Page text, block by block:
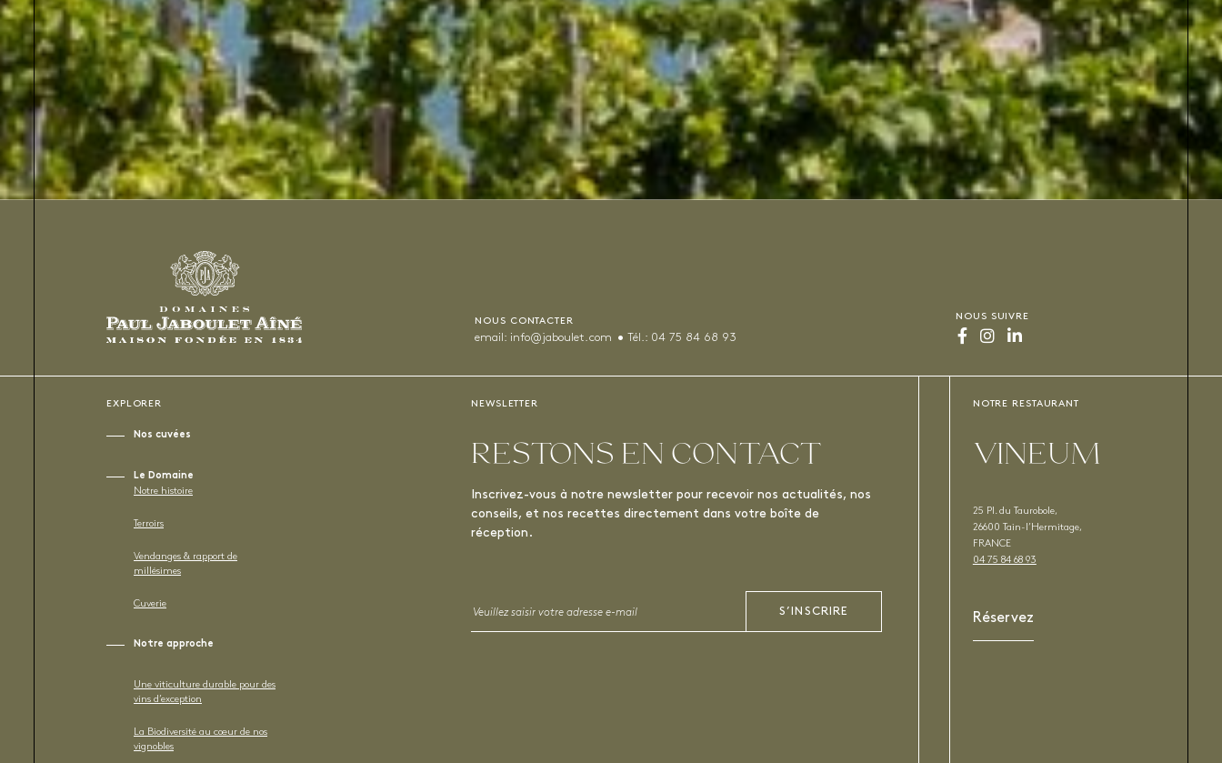
NOUS CONTACTER
email: info@jaboulet.com Tél.: 04 75 84 68 93
NOUS SUIVRE
EXPLORER
Nos cuvées
Le Domaine
Notre histoire
Terroirs
Vendanges & rapport de
millésimes
Cuverie
Notre approche
Une viticulture durable pour des
vins d’exception
La Biodiversité au cœur de nos
vignobles
NEWSLETTER
RESTONS EN CONTACT
Inscrivez-vous à notre newsletter pour recevoir nos actualités, nos
conseils, et nos recettes directement dans votre boîte de
réception.
S’INSCRIRE
NOTRE RESTAURANT
VINEUM
25 Pl. du Taurobole,
26600 Tain-l’Hermitage,
FRANCE
04 75 84 68 93
Réservez